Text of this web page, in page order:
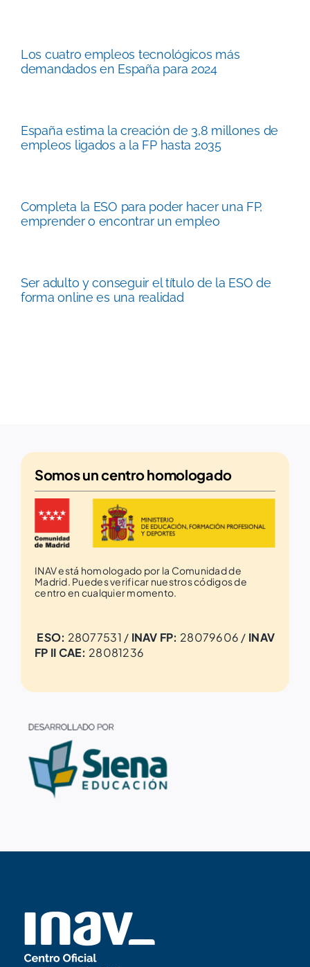
Los cuatro empleos tecnológicos más
demandados en España para 2024
España estima la creación de 3,8 millones de
empleos ligados a la FP hasta 2035
Completa la ESO para poder hacer una FP,
emprender o encontrar un empleo
Ser adulto y conseguir el título de la ESO de
forma online es una realidad
Somos uncentro homologado
INAV está homologado por la Comunidad de
Madrid. Puedes verificar nuestros códigos de
centro en cualquier momento.
ESO: 28077531 / INAV FP: 28079606 / INAV
FP II CAE: 28081236